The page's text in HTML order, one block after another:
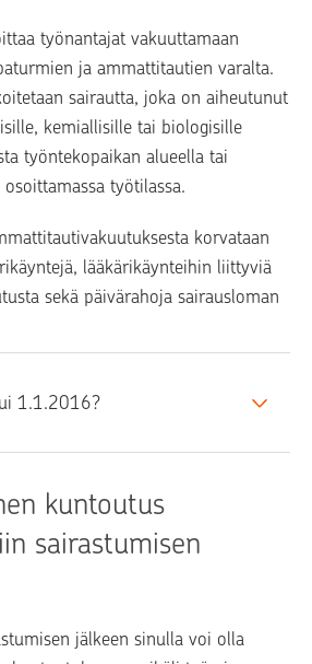
työnantajat vakuuttamaan
ja ammattitautien varalta.
sairautta, joka on aiheutunut
kemiallisille tai biologisille
työntekopaikan alueella tai
työtilassa.
korvataan
lääkärikäynteihin liittyviä
sekä päivärahoja sairausloman
1.1.2016?
kuntoutus
sairastumisen
jälkeen sinulla voi olla